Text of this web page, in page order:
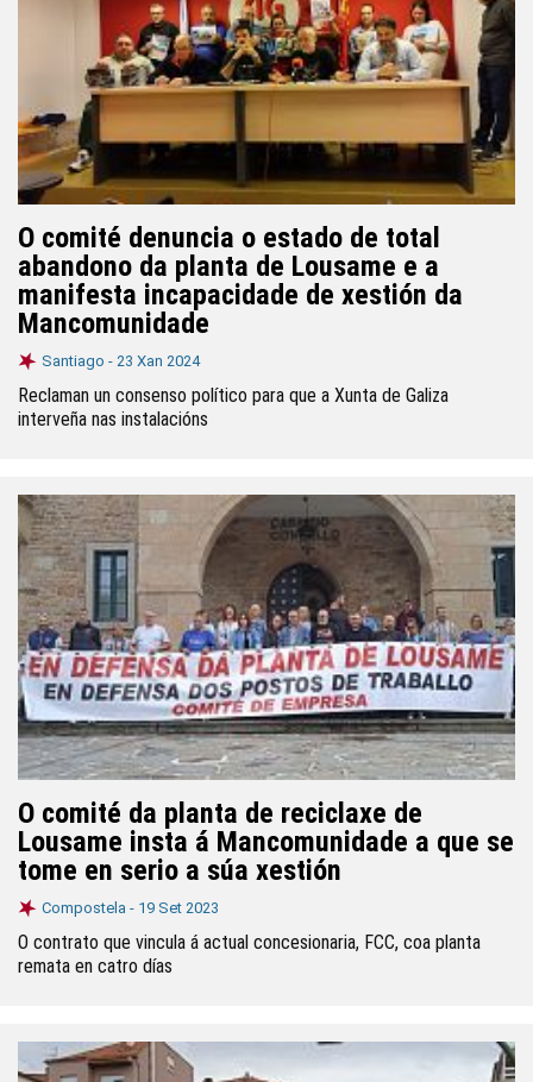
O comité denuncia o estado de total
abandono da planta de Lousame e a
manifesta incapacidade de xestión da
Mancomunidade
Santiago - 23 Xan 2024
Reclaman un consenso político para que a Xunta de Galiza
interveña nas instalacións
O comité da planta de reciclaxe de
Lousame insta á Mancomunidade a que se
tome en serio a súa xestión
Compostela - 19 Set 2023
O contrato que vincula á actual concesionaria, FCC, coa planta
remata en catro días